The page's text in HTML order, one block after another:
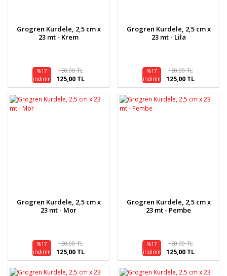
Grogren Kurdele, 2,5 cm x
23 mt - Krem
%17
indirim
150,00 TL
125,00 TL
Grogren Kurdele, 2,5 cm x
23 mt - Lila
%17
indirim
150,00 TL
125,00 TL
Grogren Kurdele, 2,5 cm x
23 mt - Mor
%17
indirim
150,00 TL
125,00 TL
Grogren Kurdele, 2,5 cm x
23 mt - Pembe
%17
indirim
150,00 TL
125,00 TL